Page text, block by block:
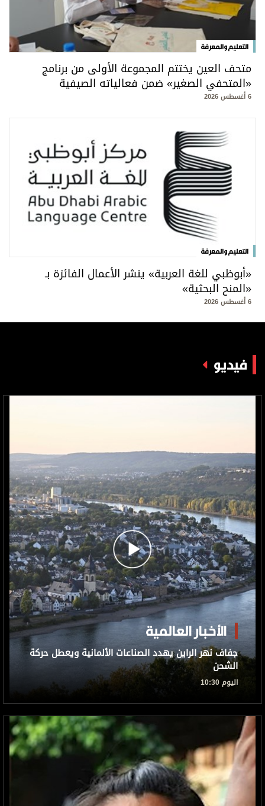
التعليم والمعرفة
متحف العين يختتم المجموعة الأولى من برنامج
«المتحفي الصغير» ضمن فعالياته الصيفية
6 أغسطس 2026
التعليم والمعرفة
«أبوظبي للغة العربية» ينشر الأعمال الفائزة بـ
«المنح البحثية»
6 أغسطس 2026
فيديو
الأخبار العالمية
جفاف نهر الراين يهدد الصناعات الألمانية ويعطل حركة
الشحن
اليوم 10:30